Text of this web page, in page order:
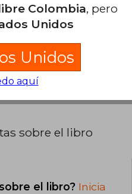
de este libro?
edición es -.
sobre el libro
el libro? Inicia
Colombia, pero
Unidos
Unidos
aquí